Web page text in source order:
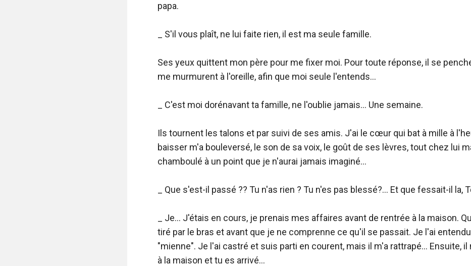
papa.
_ S'il vous plaît, ne lui faite rien, il est ma seule famille.
Ses yeux quittent mon père pour me fixer moi. Pour toute réponse, il se
me murmurent à l'oreille, afin que moi seule l'entends...
_ C'est moi dorénavant ta famille, ne l'oublie jamais... Une semaine.
Ils tournent les talons et par suivi de ses amis. J'ai le cœur qui bat à mille à
baisser m'a bouleversé, le son de sa voix, le goût de ses lèvres, tout chez lui
chamboulé à un point que je n'aurai jamais imaginé...
_ Que s'est-il passé ?? Tu n'as rien ? Tu n'es pas blessé?... Et que fessait-il la,
_ Je... J'étais en cours, je prenais mes affaires avant de rentrée à la maison.
tiré par le bras et avant que je ne comprenne ce qu'il se passait. Je l'ai
"mienne". Je l'ai castré et suis parti en courent, mais il m'a rattrapé... Ensuite, il
à la maison et tu es arrivé...